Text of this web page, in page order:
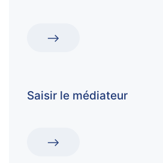
Saisir le médiateur